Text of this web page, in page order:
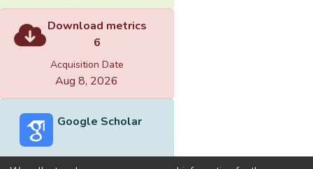
Download metrics
6
Acquisition Date
Aug 8, 2026
Google Scholar